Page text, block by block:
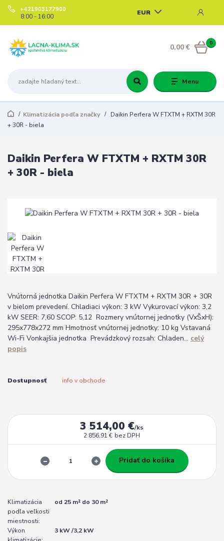
Menu
EUR
+421903177900
8:00 - 16:00
0
0,00 €
Klimatizácia podľa značky
Daikin Perfera W FTXTM + RXTM 30R
+ 30R - biela
Daikin Perfera W FTXTM + RXTM 30R
+ 30R - biela
Vnútorná jednotka Daikin Perfera W FTXTM + RXTM 30R + 30R
v bielom prevedení. Chladiaci výkon: 3 kW Vykurovací výkon: 3,2
kW SEER: 7,60 SCOP: 5,12 Rozmery vnútornej jednotky (VxŠxH):
295x778x272 mm Hmotnosť vnútornej jednotky: 10 kg Vstavaná
Wi-Fi Vonkajšia jednotka Prevádzkový rozsah: Chladen... celý
popis
Dostupnosť info v obchode
3 514,00 €/ks
2 856,91 € bez DPH
Pridať do košíka
Klimatizácia
podľa veľkosti
miestnosti:
od 25 m² do 30 m²
Výkon
3 kW /3,2 kW